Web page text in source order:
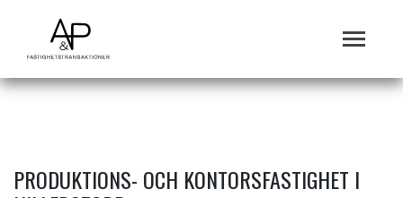
PRODUKTIONS- OCH KONTORSFASTIGHET I